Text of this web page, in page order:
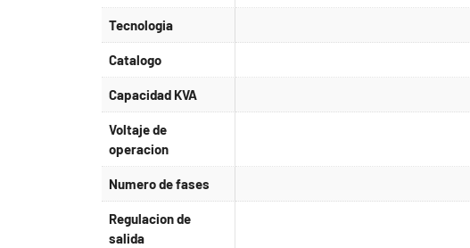
Tecnologia
Catalogo
Capacidad KVA
Voltaje de
operacion
Numero de fases
Regulacion de
salida